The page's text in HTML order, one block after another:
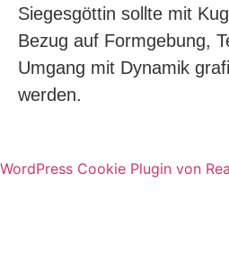
Siegesgöttin sollte mit
Bezug auf Formgebung,
Umgang mit Dynamik
werden.
WordPress Cookie Plugin von